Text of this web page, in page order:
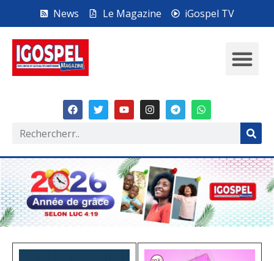
News Le Magazine iGospel TV